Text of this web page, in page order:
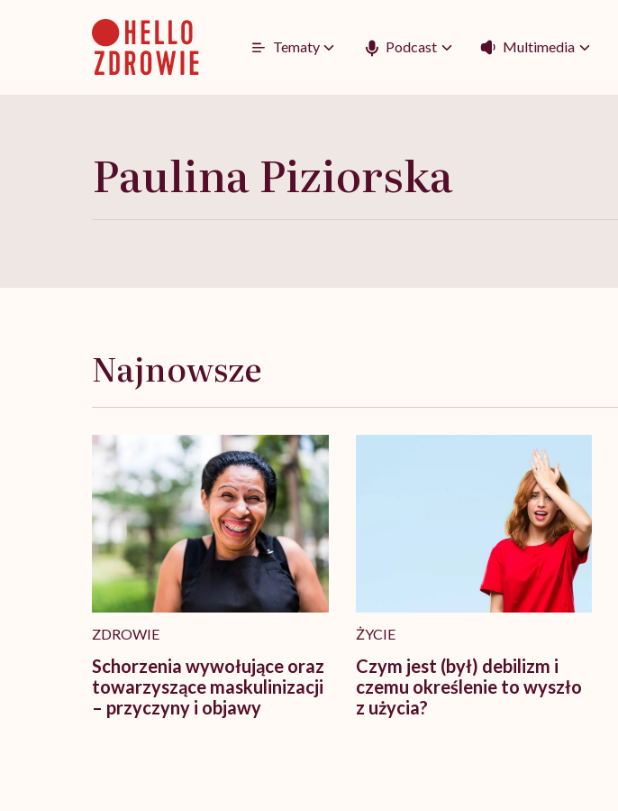
Tematy Podcast Multimedia
Paulina Piziorska
Najnowsze
ZDROWIE
Schorzenia wywołujące oraz
towarzyszące maskulinizacji
– przyczyny i objawy
ŻYCIE
Czym jest (był) debilizm i
czemu określenie to wyszło
z użycia?